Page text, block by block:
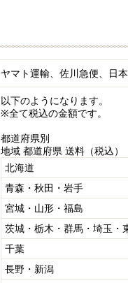
ヤマト運輸、佐川急便、日
以下のようになります。
※全て税込の金額です。
都道府県別
地域 都道府県 送料（税込）
北海道
青森・秋田・岩手
宮城・山形・福島
茨城・栃木・群馬・埼玉・
千葉
長野・新潟